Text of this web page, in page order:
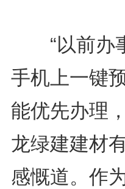
“以前办
手机上一键
能优先办理
龙绿建建材
感慨道。作